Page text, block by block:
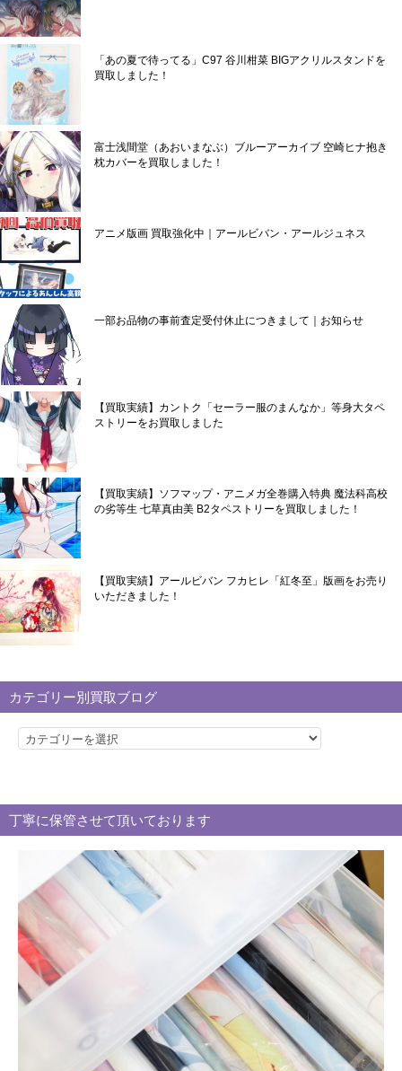
「あの夏で待ってる」C97 谷川柑菜 BIGアクリルスタンドを
買取しました！
富士浅間堂（あおいまなぶ）ブルーアーカイブ 空崎ヒナ抱き
枕カバーを買取しました！
アニメ版画 買取強化中｜アールビバン・アールジュネス
一部お品物の事前査定受付休止につきまして｜お知らせ
【買取実績】カントク「セーラー服のまんなか」等身大タペ
ストリーをお買取しました
【買取実績】ソフマップ・アニメガ全巻購入特典 魔法科高校
の劣等生 七草真由美 B2タペストリーを買取しました！
【買取実績】アールビバン フカヒレ「紅冬至」版画をお売り
いただきました！
カテゴリー別買取ブログ
カ
リ
ー
ロ
グ
丁寧に保管させて頂いております